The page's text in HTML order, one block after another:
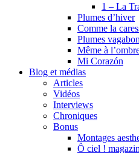
1 – La
Plumes d’hiver
Comme la
Plumes
Même à
Mi Corazón
Blog et médias
Articles
Vidéos
Interviews
Chroniques
Bonus
Montages
Ô ciel !